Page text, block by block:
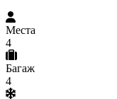
Места
4
Багаж
4